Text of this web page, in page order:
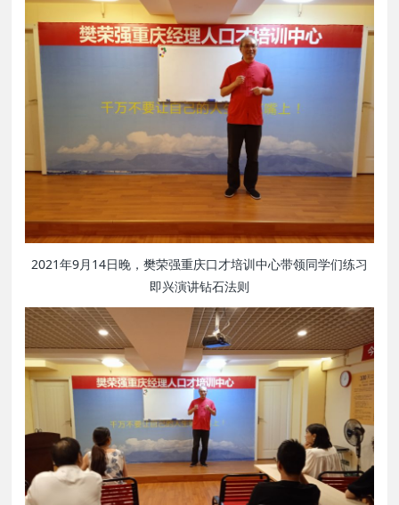
2021年9月14日晚，樊荣强重庆口才培训中心带领同学们练习
即兴演讲钻石法则